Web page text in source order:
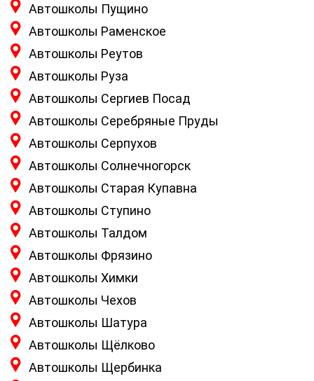
Автошколы Пущино
Автошколы Раменское
Автошколы Реутов
Автошколы Руза
Автошколы Сергиев Посад
Автошколы Серебряные Пруды
Автошколы Серпухов
Автошколы Солнечногорск
Автошколы Старая Купавна
Автошколы Ступино
Автошколы Талдом
Автошколы Фрязино
Автошколы Химки
Автошколы Чехов
Автошколы Шатура
Автошколы Щёлково
Автошколы Щербинка